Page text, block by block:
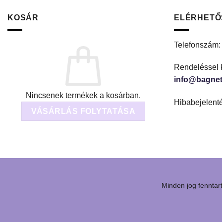
KOSÁR
Nincsenek termékek a kosárban.
VÁSÁRLÁS FOLYTATÁSA
Telefonszám:
Rendeléssel
Minden jog